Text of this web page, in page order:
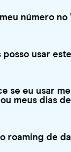
número no
posso usar
se eu usar
meus dias
roaming de